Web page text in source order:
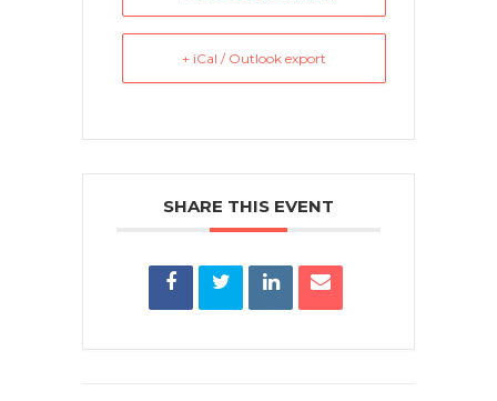
+ iCal / Outlook export
SHARE THIS EVENT